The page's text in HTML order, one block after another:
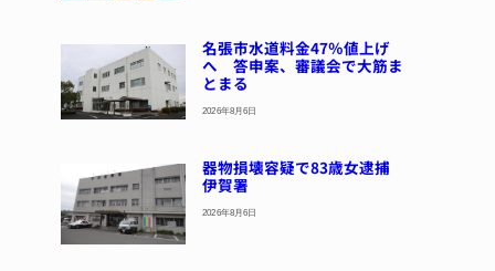
名張市水道料金47％値上げ
へ 答申案、審議会で大筋ま
とまる
2026年8月6日
器物損壊容疑で83歳女逮捕
伊賀署
2026年8月6日